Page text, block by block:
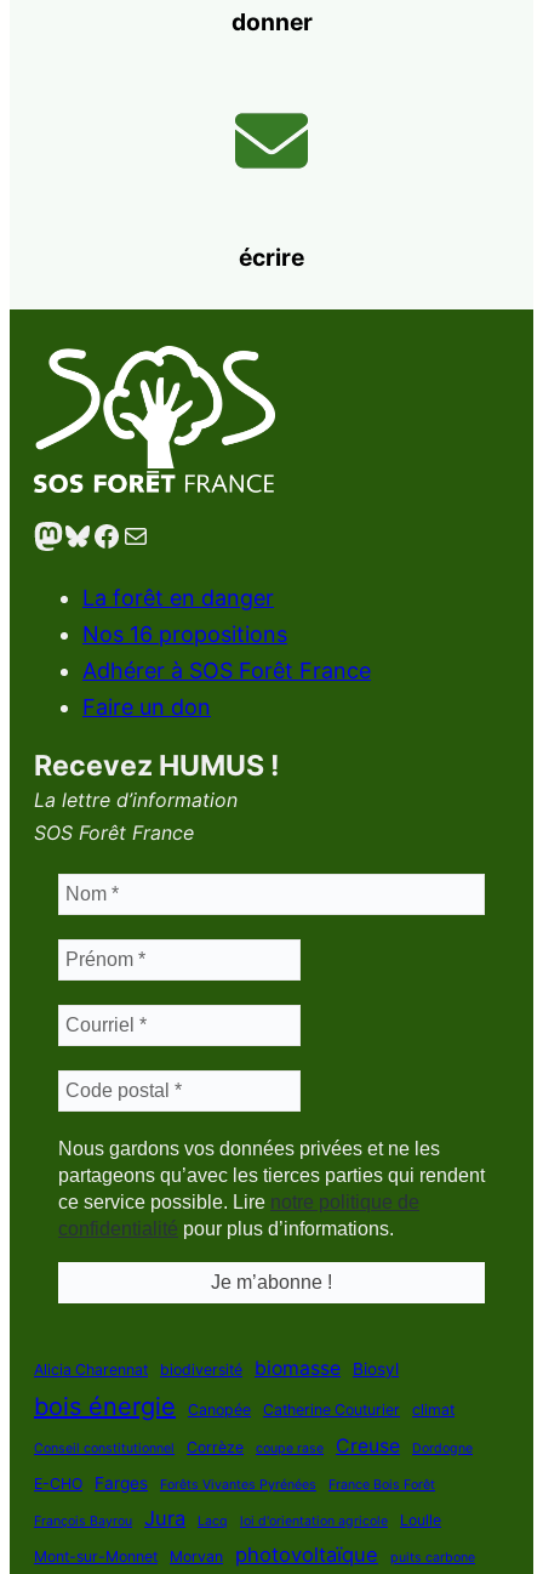
donner
écrire
Mastodon Bluesky Facebook E-mail
La forêt en danger
Nos 16 propositions
Adhérer à SOS Forêt France
Faire un don
Recevez HUMUS !
La lettre d’information
SOS Forêt France
Nous gardons vos données privées et ne les
partageons qu’avec les tierces parties qui rendent
ce service possible. Lire notre politique de
confidentialité pour plus d’informations.
Alicia Charennat biodiversité biomasse Biosyl
bois énergie Canopée Catherine Couturier climat
Conseil constitutionnel Corrèze coupe rase Creuse Dordogne
E-CHO Farges Forêts Vivantes Pyrénées France Bois Forêt
François Bayrou Jura Lacq loi d'orientation agricole
Loulle
Mont-sur-Monnet
Morvan photovoltaïque puits carbone